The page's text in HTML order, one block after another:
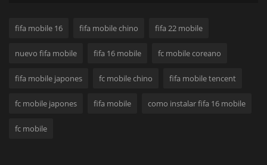
fifa mobile 16 fifa mobile chino fifa 22 mobile
nuevo fifa mobile fifa 16 mobile fc mobile coreano
fifa mobile japones fc mobile chino fifa mobile tencent
fc mobile japones fifa mobile como instalar fifa 16 mobile
fc mobile